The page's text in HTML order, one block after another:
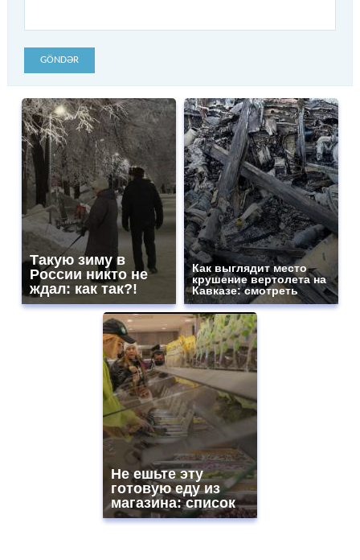
GÖNDƏR
Такую зиму в
России никто не
ждал: как так?!
Как выглядит место
крушение вертолета на
Кавказе: смотреть
Не ешьте эту
готовую еду из
магазина: список